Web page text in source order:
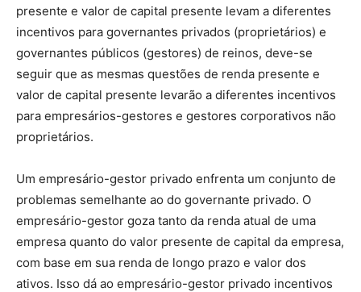
presente e valor de capital presente levam a diferentes
incentivos para governantes privados (proprietários) e
governantes públicos (gestores) de reinos, deve-se
seguir que as mesmas questões de renda presente e
valor de capital presente levarão a diferentes incentivos
para empresários-gestores e gestores corporativos não
proprietários.
Um empresário-gestor privado enfrenta um conjunto de
problemas semelhante ao do governante privado. O
empresário-gestor goza tanto da renda atual de uma
empresa quanto do valor presente de capital da empresa,
com base em sua renda de longo prazo e valor dos
ativos. Isso dá ao empresário-gestor privado incentivos